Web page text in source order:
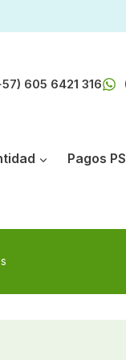
605 6421 316
Pagos